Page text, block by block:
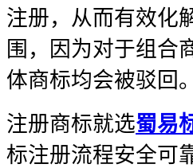
注册，从而有效化
围，因为对于组合
体商标均会被驳回。
注册商标就选蜀易
标注册流程安全可